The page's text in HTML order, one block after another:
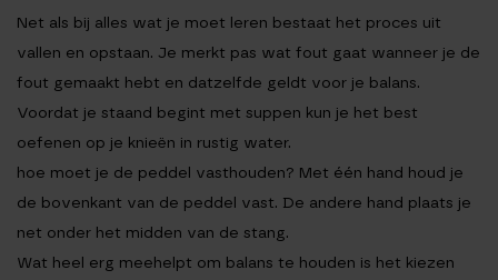
Net als bij alles wat je moet leren bestaat het proces uit
vallen en opstaan. Je merkt pas wat fout gaat wanneer je de
fout gemaakt hebt en datzelfde geldt voor je balans.
Voordat je staand begint met suppen kun je het best
oefenen op je knieën in rustig water.
hoe moet je de peddel vasthouden? Met één hand houd je
de bovenkant van de peddel vast. De andere hand plaats je
net onder het midden van de stang.
Wat heel erg meehelpt om balans te houden is het kiezen